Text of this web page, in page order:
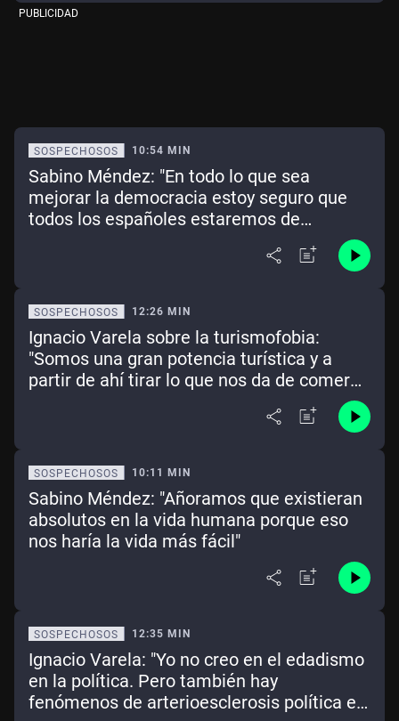
PUBLICIDAD
SOSPECHOSOS 10:54 MIN
Sabino Méndez: "En todo lo que sea
mejorar la democracia estoy seguro que
todos los españoles estaremos de
SOSPECHOSOS 12:26 MIN
Ignacio Varela sobre la turismofobia:
"Somos una gran potencia turística y a
partir de ahí tirar lo que nos da de comer
SOSPECHOSOS 10:11 MIN
Sabino Méndez: "Añoramos que existieran
absolutos en la vida humana porque eso
nos haría la vida más fácil"
SOSPECHOSOS 12:35 MIN
Ignacio Varela: "Yo no creo en el edadismo
en la política. Pero también hay
fenómenos de arterioesclerosis política en